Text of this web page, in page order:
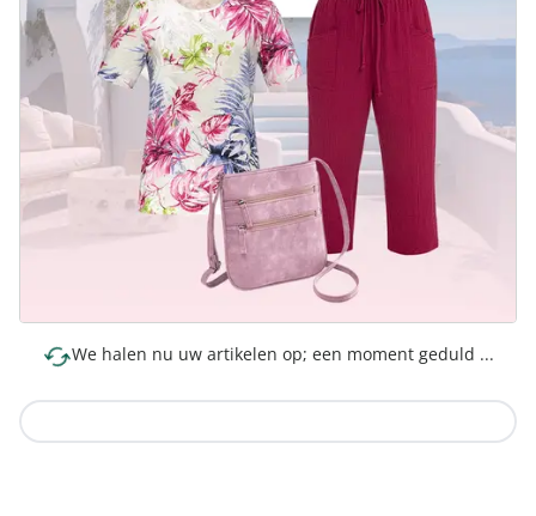
We halen nu uw artikelen op; een moment geduld ...